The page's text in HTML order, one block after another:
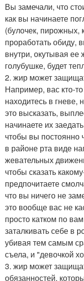
Вы замечали, что
как вы начинаете
(булочек, пирожных,
проработать обиду,
внутри, окутывая
голубушке, будет
2. жир может
Например, вас кто-
находитесь в гневе,
это высказать,
начинаете их
чтобы вы постоянно
в районе рта виде
жевательных
чтобы сказать
предпочитаете
что вы ничего не
это вообще вас не
просто катком по
заталкивать себе в
убивая тем самым
съела, и "девочкой
3. жир может
обязанностей,